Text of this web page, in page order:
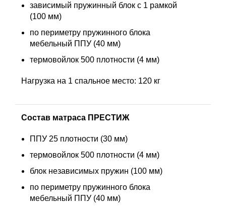
зависимый пружинный блок с 1 рамкой
(100 мм)
по периметру пружинного блока
мебельный ППУ (40 мм)
термовойлок 500 плотности (4 мм)
Нагрузка на 1 спальное место: 120 кг
Состав матраса ПРЕСТИЖ
ППУ 25 плотности (30 мм)
термовойлок 500 плотности (4 мм)
блок независимых пружин (100 мм)
по периметру пружинного блока
мебельный ППУ (40 мм)